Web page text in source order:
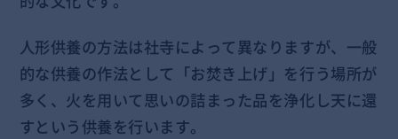
人形供養の方法は社寺によって異なりますが、一般
的な供養の作法として「お焚き上げ」を行う場所が
多く、火を用いて思いの詰まった品を浄化し天に還
すという供養を行います。